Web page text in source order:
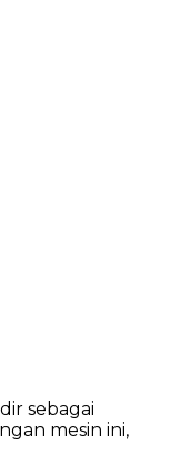
sebagai
mesin ini,